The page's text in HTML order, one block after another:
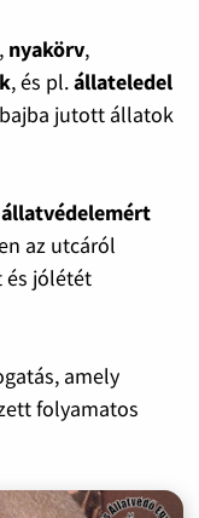
nyakörv,
, és pl.állateledel
jutott állatok
állatvédelemért
az utcáról
és jólétét
amely
folyamatos